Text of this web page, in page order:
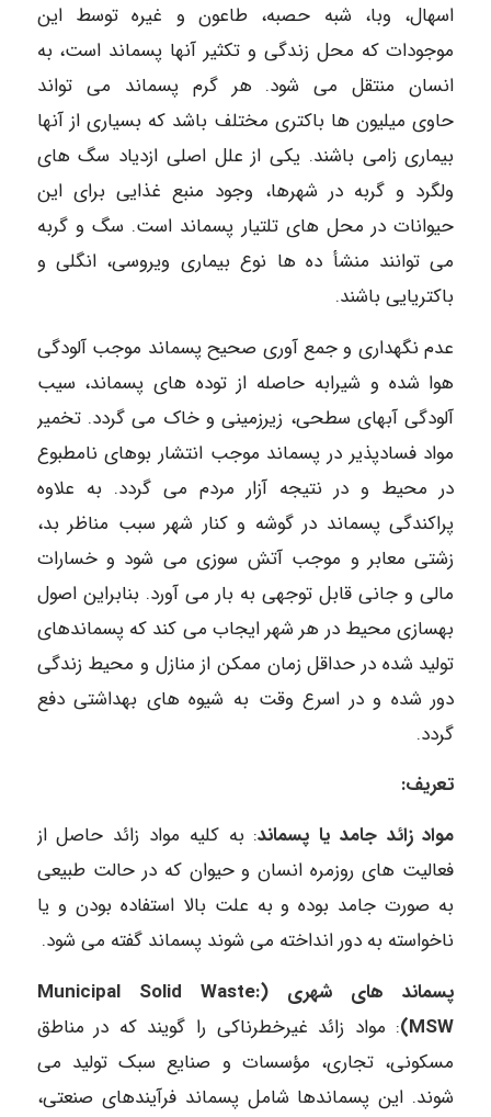
اسهال، وبا، شبه حصبه، طاعون و غیره توسط این
موجودات که محل زندگی و تکثیر آنها پسماند است، به
انسان منتقل می شود. هر گرم پسماند می تواند
حاوی میلیون ها باکتری مختلف باشد که بسیاری از آنها
بیماری زامی باشند. یکی از علل اصلی ازدیاد سگ های
ولگرد و گربه در شهرها، وجود منبع غذایی برای این
حیوانات در محل های تلتیار پسماند است. سگ و گربه
می توانند منشأ ده ها نوع بیماری ویروسی، انگلی و
باکتریایی باشند.
عدم نگهداری و جمع آوری صحیح پسماند موجب آلودگی
هوا شده و شیرابه حاصله از توده های پسماند، سیب
آلودگی آبهای سطحی، زیرزمینی و خاک می گردد. تخمیر
مواد فسادپذیر در پسماند موجب انتشار بوهای نامطبوع
در محیط و در نتیجه آزار مردم می گردد. به علاوه
پراکندگی پسماند در گوشه و کنار شهر سبب مناظر بد،
زشتی معابر و موجب آتش سوزی می شود و خسارات
مالی و جانی قابل توجهی به بار می آورد. بنابراین اصول
بهسازی محیط در هر شهر ایجاب می کند که پسماندهای
تولید شده در حداقل زمان ممکن از منازل و محیط زندگی
دور شده و در اسرع وقت به شیوه های بهداشتی دفع
گردد.
تعریف:
مواد زائد جامد یا پسماند: به کلیه مواد زائد حاصل از
فعالیت های روزمره انسان و حیوان که در حالت طبیعی
به صورت جامد بوده و به علت بالا استفاده بودن و یا
ناخواسته به دور انداخته می شوند پسماند گفته می شود.
پسماند های شهری (Municipal Solid Waste:
MSW) : مواد زائد غیرخطرناکی را گویند که در مناطق
مسکونی، تجاری، مؤسسات و صنایع سبک تولید می
شوند. این پسماندها شامل پسماند فرآیندهای صنعتی،